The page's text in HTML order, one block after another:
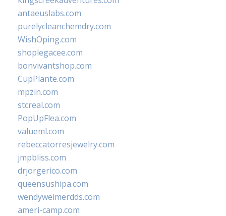
antaeuslabs.com
purelycleanchemdry.com
WishOping.com
shoplegacee.com
bonvivantshop.com
CupPlante.com
mpzin.com
stcreal.com
PopUpFlea.com
valueml.com
rebeccatorresjewelry.com
jmpbliss.com
drjorgerico.com
queensushipa.com
wendyweimerdds.com
ameri-camp.com